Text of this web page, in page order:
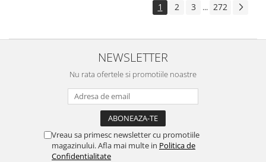
1 2 3 ... 272
NEWSLETTER
Nu rata ofertele si promotiile noastre
Vreau sa primesc newsletter cu promotiile
magazinului. Afla mai multe in Politica de
Confidentialitate